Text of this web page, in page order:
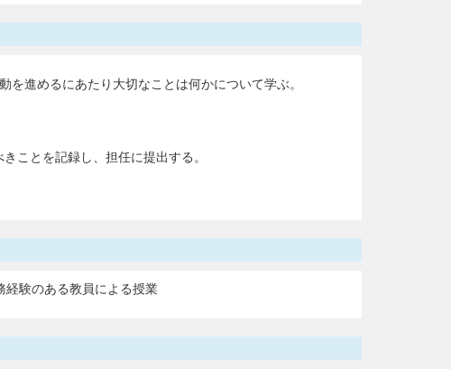
進めるにあたり大切なことは何かについて学ぶ。
ことを記録し、担任に提出する。
経験のある教員による授業